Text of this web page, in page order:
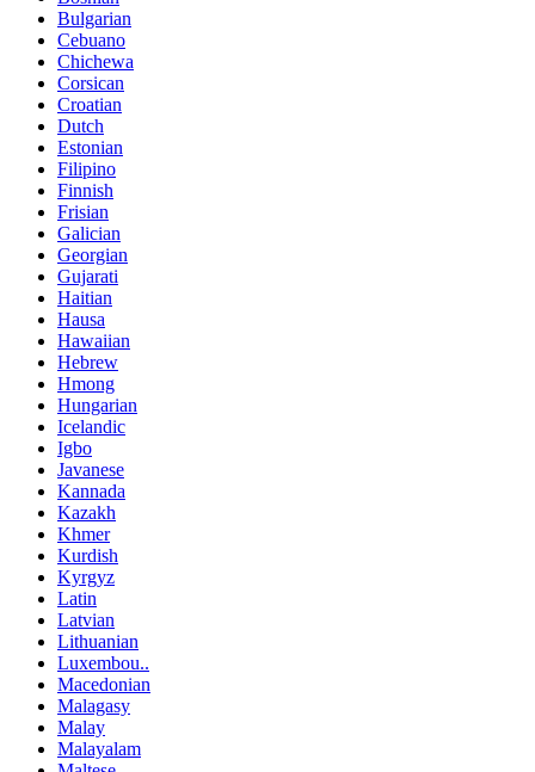
Bulgarian
Cebuano
Chichewa
Corsican
Croatian
Dutch
Estonian
Filipino
Finnish
Frisian
Galician
Georgian
Gujarati
Haitian
Hausa
Hawaiian
Hebrew
Hmong
Hungarian
Icelandic
Igbo
Javanese
Kannada
Kazakh
Khmer
Kurdish
Kyrgyz
Latin
Latvian
Lithuanian
Luxembou..
Macedonian
Malagasy
Malay
Malayalam